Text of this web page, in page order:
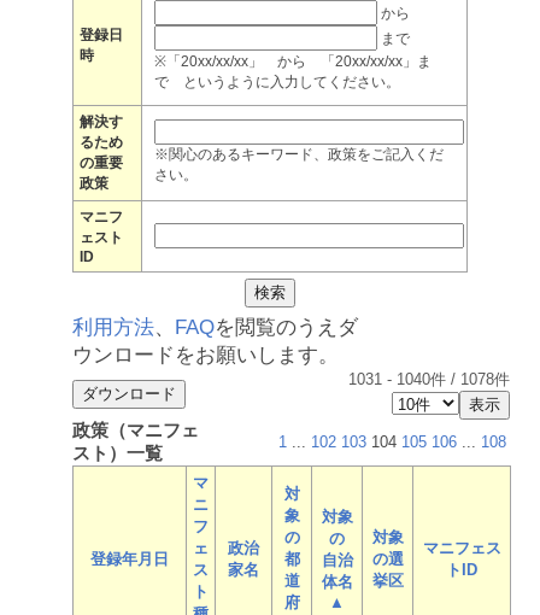
登録日
時
から
まで
※「20xx/xx/xx」 から 「20xx/xx/xx」ま
で というように入力してください。
解決す
るため
の重要
政策
※関心のあるキーワード、政策をご記入くだ
さい。
マニフ
ェスト
ID
利用方法、 FAQを閲覧のうえダ
ウンロードをお願いします。
1031 - 1040件 / 1078件
政策（マニフェ
スト）一覧
1 ... 102 103 104 105 106 ... 108
登録年月日
マ
ニ
フ
ェ
ス
ト
政治
家名
対
象
の
都
道
府
対象
の
自治
体名
▲
対象
の選
挙区
マニフェス
トID